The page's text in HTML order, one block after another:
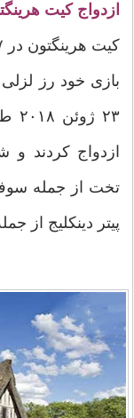
ازدواج کیت
بازی خود رز
ازدواج کردند و
تخت از جمله
پیتر دینکلیج از